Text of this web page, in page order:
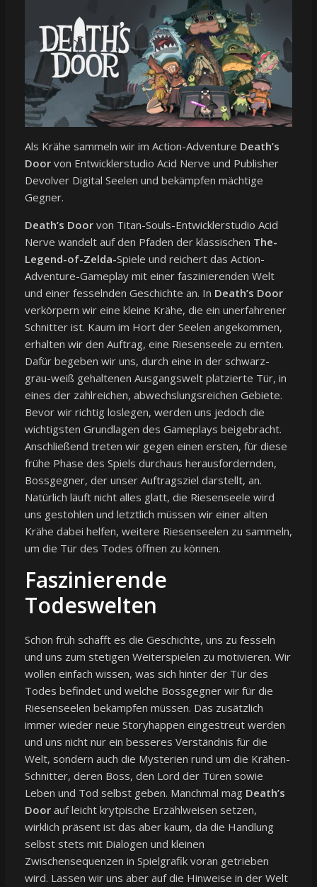
Als Krähe sammeln wir im Action-Adventure Death’s
Doorvon Entwicklerstudio Acid Nerve und Publisher
Devolver Digital Seelen und bekämpfen mächtige
Gegner.
Death’s Doorvon Titan-Souls-Entwicklerstudio Acid
Nerve wandelt auf den Pfaden der klassischen The-
Legend-of-Zelda-Spiele und reichert das Action-
Adventure-Gameplay mit einer faszinierenden Welt
und einer fesselnden Geschichte an. In Death’s Door
verkörpern wir eine kleine Krähe, die ein unerfahrener
Schnitter ist. Kaum im Hort der Seelen angekommen,
erhalten wir den Auftrag, eine Riesenseele zu ernten.
Dafür begeben wir uns, durch eine in der schwarz-
grau-weiß gehaltenen Ausgangswelt platzierte Tür, in
eines der zahlreichen, abwechslungsreichen Gebiete.
Bevor wir richtig loslegen, werden uns jedoch die
wichtigsten Grundlagen des Gameplays beigebracht.
Anschließend treten wir gegen einen ersten, für diese
frühe Phase des Spiels durchaus herausfordernden,
Bossgegner, der unser Auftragsziel darstellt, an.
Natürlich läuft nicht alles glatt, die Riesenseele wird
uns gestohlen und letztlich müssen wir einer alten
Krähe dabei helfen, weitere Riesenseelen zu sammeln,
um die Tür des Todes öffnen zu können.
Faszinierende
Todeswelten
Schon früh schafft es die Geschichte, uns zu fesseln
und uns zum stetigen Weiterspielen zu motivieren. Wir
wollen einfach wissen, was sich hinter der Tür des
Todes befindet und welche Bossgegner wir für die
Riesenseelen bekämpfen müssen. Das zusätzlich
immer wieder neue Storyhappen eingestreut werden
und uns nicht nur ein besseres Verständnis für die
Welt, sondern auch die Mysterien rund um die Krähen-
Schnitter, deren Boss, den Lord der Türen sowie
Leben und Tod selbst geben. Manchmal mag Death’s
Doorauf leicht krytpische Erzählweisen setzen,
wirklich präsent ist das aber kaum, da die Handlung
selbst stets mit Dialogen und kleinen
Zwischensequenzen in Spielgrafik voran getrieben
wird. Lassen wir uns aber auf die Hinweise in der Welt